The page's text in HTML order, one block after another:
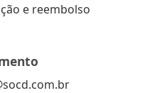
e reembolso